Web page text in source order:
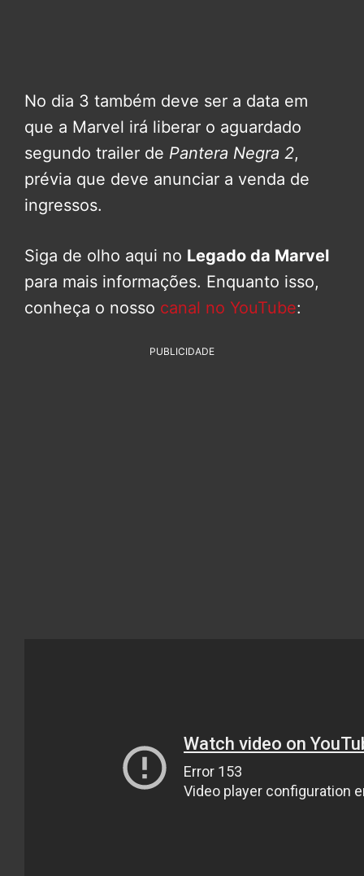
No dia 3 também deve ser a data em
que a Marvel irá liberar o aguardado
segundo trailer de Pantera Negra 2,
prévia que deve anunciar a venda de
ingressos.
Siga de olho aqui no Legado da Marvel
para mais informações. Enquanto isso,
conheça o nosso canal no YouTube:
PUBLICIDADE